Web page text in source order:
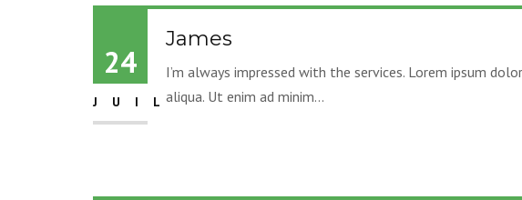
24
JUIL
James
I’m always impressed with the services. Lorem ipsum
aliqua. Ut enim ad minim...